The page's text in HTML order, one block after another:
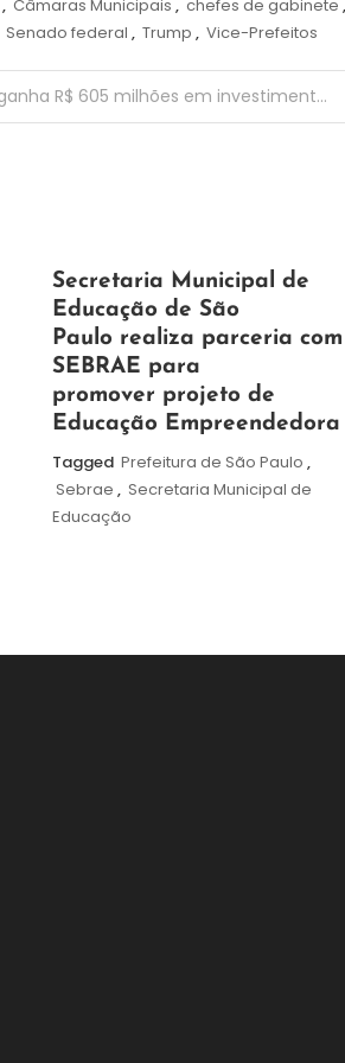
, Câmaras Municipais , chefes de gabinete ,
Senado federal , Trump , Vice-Prefeitos
Nordeste ganha R$ 605 milhões em investimentos do PAC para desenvolvimento portuário
5
de
agosto
de
2026
Maurilio
Secretaria Municipal de
Educação de São
Paulo realiza parceria
SEBRAE para
promover projeto de
Educação Empreendedora
Tagged Prefeitura de São Paulo ,
Sebrae , Secretaria Municipal de
Educação